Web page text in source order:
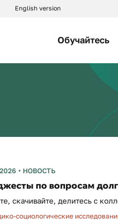
English version
Обучайтесь
НОВОСТЬ
по вопросам
скачивайте, делитесь с
социологические